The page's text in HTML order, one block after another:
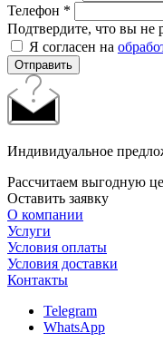
Телефон *
Подтвердите, что вы не
Я согласен на
Отправить
Индивидуальное
Рассчитаем выгодную
Оставить заявку
О компании
Услуги
Условия оплаты
Условия доставки
Контакты
Telegram
WhatsApp